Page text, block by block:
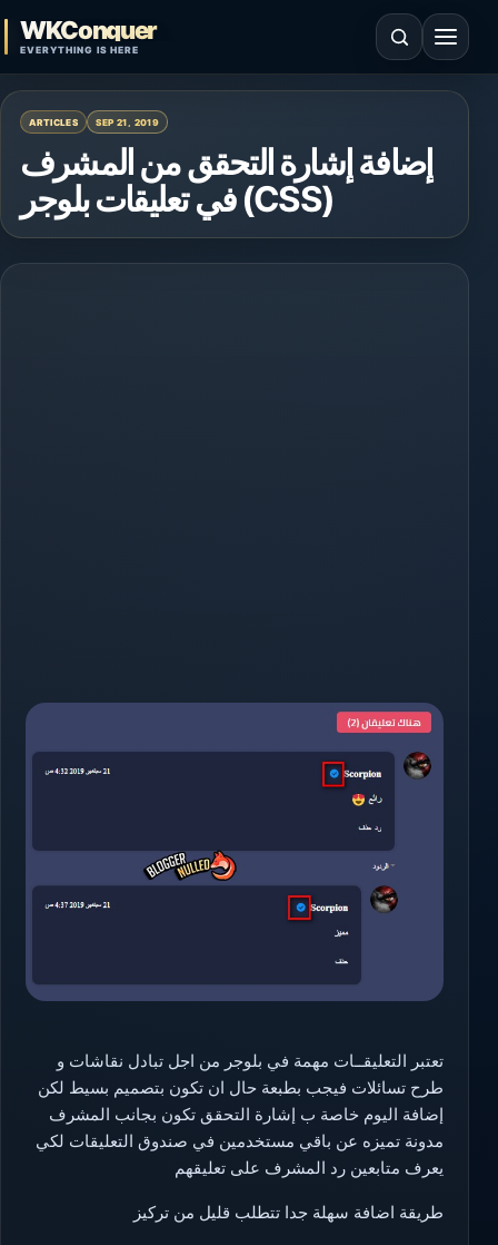
WKConquer
EVERYTHING IS HERE
Open search Open
ARTICLES SEP 21, 2019
إضافة إشارة التحقق من المشرف
في تعليقات بلوجر (CSS)
تعتبر التعليقــات مهمة في بلوجر من اجل تبادل نقاشات و
طرح تسائلات فيجب بطبعة حال ان تكون بتصميم بسيط لكن
إضافة اليوم خاصة ب إشارة التحقق تكون بجانب المشرف
مدونة تميزه عن باقي مستخدمين في صندوق التعليقات لكي
يعرف متابعين رد المشرف على تعليقهم
طريقة اضافة سهلة جدا تتطلب قليل من تركيز